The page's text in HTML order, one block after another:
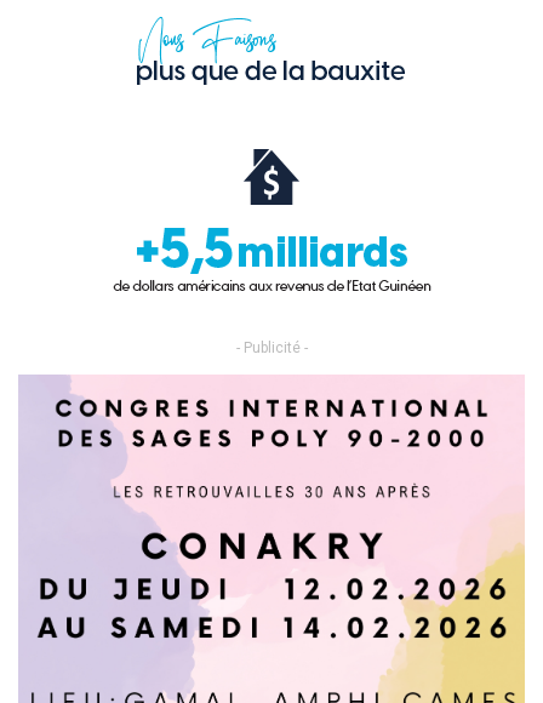
- Publicité -